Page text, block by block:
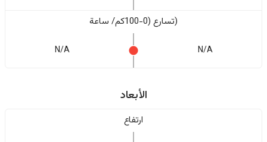
(تسارع (0-100كم/ ساعة
N/A
N/A
الأبعاد
ارتفاع